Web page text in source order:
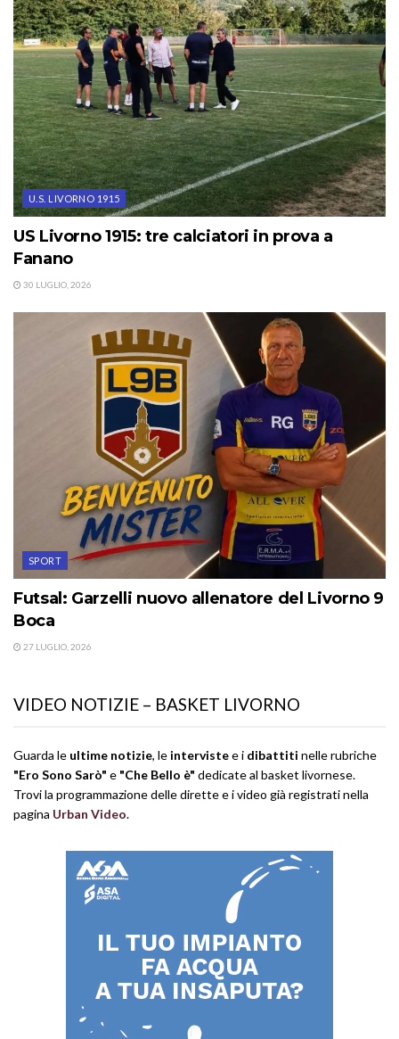
U.S. LIVORNO 1915
US Livorno 1915: tre calciatori in prova a
Fanano
30 LUGLIO, 2026
SPORT
Futsal: Garzelli nuovo allenatore del Livorno 9
Boca
27 LUGLIO, 2026
VIDEO NOTIZIE – BASKET LIVORNO
Guarda le ultime notizie, le intervistee i dibattiti nelle rubriche
"Ero Sono Sarò" e "Che Bello è" dedicate al basket livornese.
Trovi la programmazione delle dirette e i video già registrati nella
pagina Urban Video.